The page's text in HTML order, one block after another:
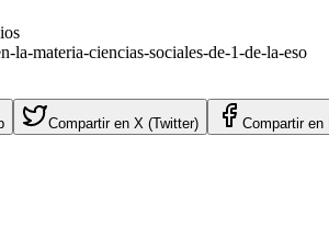
la-materia-ciencias-sociales-de-1-de-la-eso
Compartir en X (Twitter) Compartir en